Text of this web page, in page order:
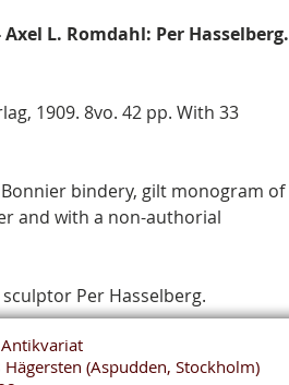
Axel L. Romdahl: Per Hasselberg.
1909. 8vo. 42 pp. With 33
bindery, gilt monogram of
and with a non-authorial
Per Hasselberg.
(Aspudden, Stockholm)